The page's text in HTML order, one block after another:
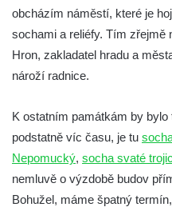
obcházím náměstí, které je
sochami a reliéfy. Tím
Hron, zakladatel hradu a
nároží radnice.
K ostatním památkám by
podstatně víc času, je tu
Nepomucký, socha svaté
nemluvě o výzdobě budov
Bohužel, máme špatný